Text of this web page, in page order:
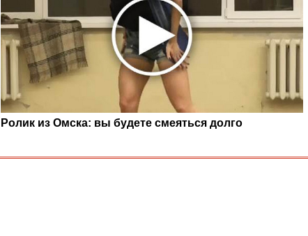
Ролик из Омска: вы будете смеяться долго